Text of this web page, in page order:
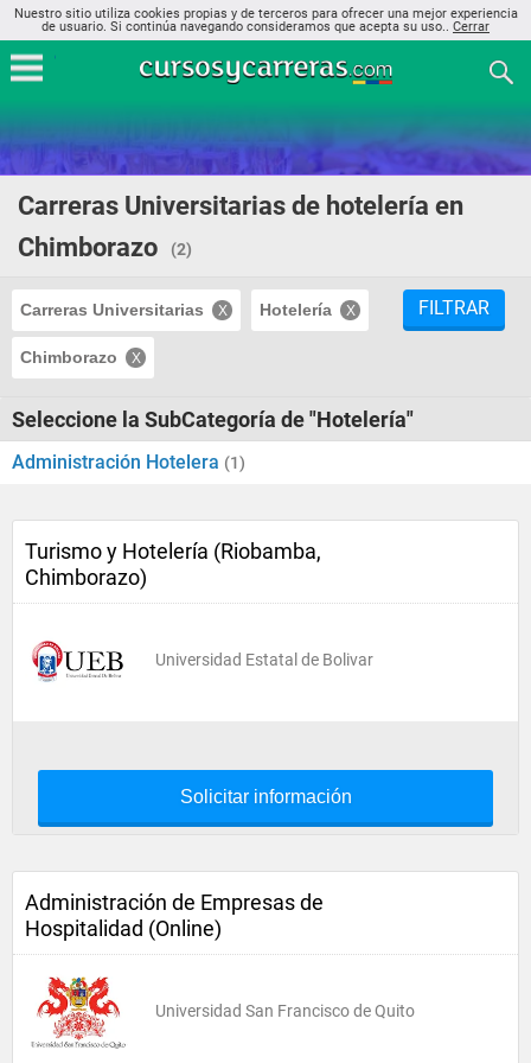
Nuestro sitio utiliza cookies propias y de terceros para ofrecer una mejor experiencia
de usuario. Si continúa navegando consideramos que acepta su uso.. Cerrar
Carreras Universitarias de hotelería en
Chimborazo
(2)
Carreras Universitarias Hotelería
Chimborazo
FILTRAR
Seleccione la SubCategoría de "Hotelería"
Administración Hotelera (1)
Turismo y Hotelería (Riobamba,
Chimborazo)
Universidad Estatal de Bolivar
Solicitar información
Administración de Empresas de
Hospitalidad (Online)
Universidad San Francisco de Quito